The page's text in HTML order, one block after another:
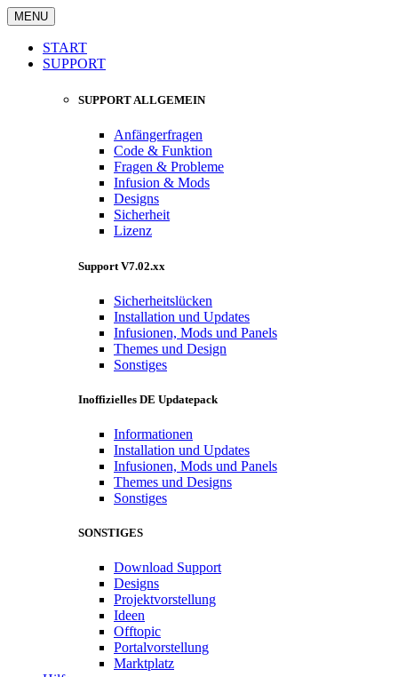
MENU
START
SUPPORT
SUPPORT ALLGEMEIN
Anfängerfragen
Code & Funktion
Fragen & Probleme
Infusion & Mods
Designs
Sicherheit
Lizenz
Support V7.02.xx
Sicherheitslücken
Installation und Updates
Infusionen, Mods und Panels
Themes und Design
Sonstiges
Inoffizielles DE Updatepack
Informationen
Installation und Updates
Infusionen, Mods und Panels
Themes und Designs
Sonstiges
SONSTIGES
Download Support
Designs
Projektvorstellung
Ideen
Offtopic
Portalvorstellung
Marktplatz